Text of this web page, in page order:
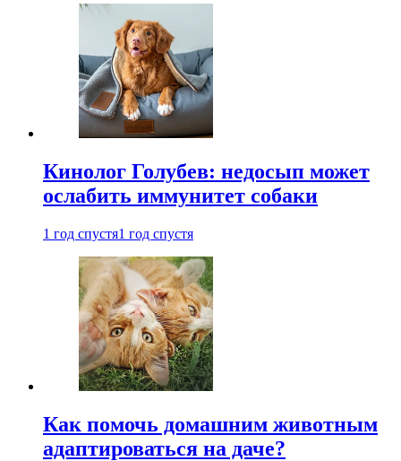
Кинолог Голубев: недосып может
ослабить иммунитет собаки
1 год спустя1 год спустя
Как помочь домашним животным
адаптироваться на даче?